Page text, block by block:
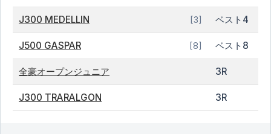
J300 MEDELLIN [3] ベスト4
J500 GASPAR [8] ベスト8
全豪オープンジュニア 3R
J300 TRARALGON 3R